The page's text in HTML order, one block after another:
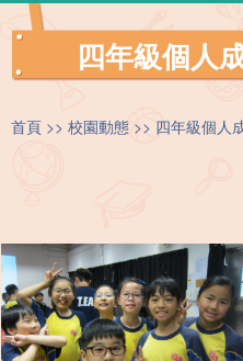
四年級個人
首頁 校園動態 四年級個人